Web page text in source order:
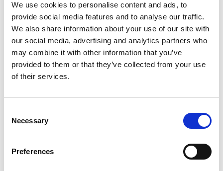
We use cookies to personalise content and ads, to
provide social media features and to analyse our traffic.
We also share information about your use of our site with
our social media, advertising and analytics partners who
may combine it with other information that you’ve
provided to them or that they’ve collected from your use
of their services.
Selection
Necessary
Preferences
Classic Rostfri A2 TX20 Fibercut CorrSeal TX20 5,0x40